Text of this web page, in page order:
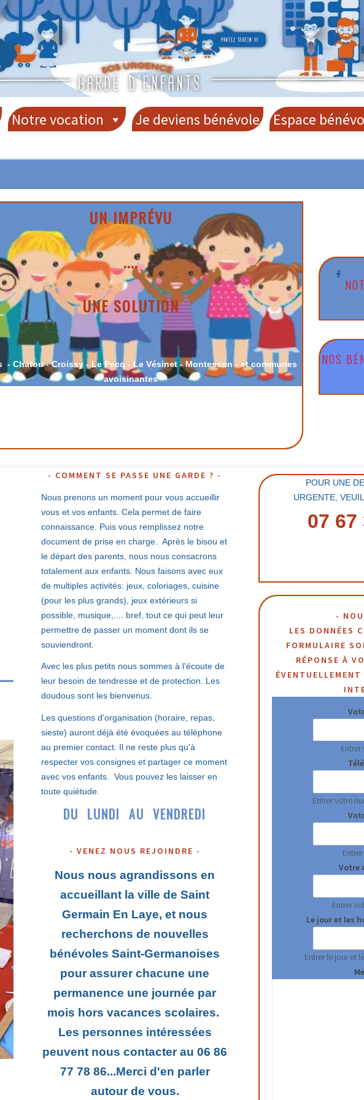
SOS URGENCE GARDE D'ENFANTS
Notre vocation Je deviens bénévole Espace
UN IMPRÉVU
....
UNE SOLUTION
- Chatou - Croissy - Le Pecq - Le Vésinet - Montesson - et communes
avoisinantes
NOS
COMMENT SE PASSE UNE GARDE ?
Nous prenons un moment pour vous accueillir
vous et vos enfants. Cela permet de faire
connaissance. Puis vous remplissez notre
document de prise en charge. Après le bisou et
le départ des parents, nous nous consacrons
totalement aux enfants. Nous faisons avec eux
de multiples activités: jeux, coloriages, cuisine
(pour les plus grands), jeux extérieurs si
possible, musique,.... bref, tout ce qui peut leur
permettre de passer un moment dont ils se
souviendront.
Avec les plus petits nous sommes à l'écoute de
leur besoin de tendresse et de protection. Les
doudous sont les bienvenus.
Les questions d'organisation (horaire, repas,
sieste) auront déjà été évoquées au téléphone
au premier contact. Il ne reste plus qu'à
respecter vos consignes et partager ce moment
avec vos enfants. Vous pouvez les laisser en
toute quiétude.
DU LUNDI AU VENDREDI
VENEZ NOUS REJOINDRE
Nous nous agrandissons en
accueillant la ville de Saint
Germain En Laye, et nous
recherchons de nouvelles
bénévoles Saint-Germanoises
pour assurer chacune une
permanence une journée par
mois hors vacances scolaires.
Les personnes intéressées
peuvent nous contacter au 06 86
77 78 86...Merci d'en parler
autour de vous.
POUR UNE
URGENTE,
07 67
LES DONNÉES
FORMULAIRE
RÉPONSE À
Entrer
Entrer votre
Votre
Entrer
Le jour et les
Entrer le jour et